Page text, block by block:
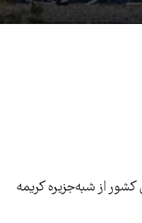
از شبه‌جزيره کريمه